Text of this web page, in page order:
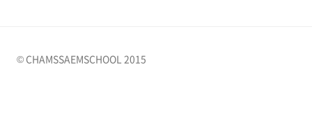
© CHAMSSAEMSCHOOL 2015